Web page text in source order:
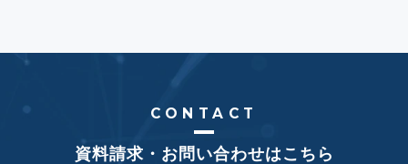
CONTACT
資料請求・お問い合わせはこちら